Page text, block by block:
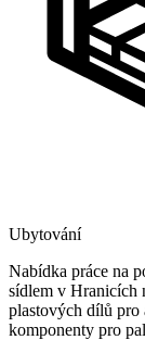
Ubytování
Nabídka práce na
sídlem v Hranicích
plastových dílů pro
komponenty pro